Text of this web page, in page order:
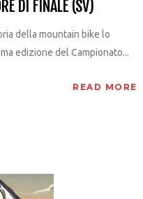
DI FINALE (SV)
della mountain bike lo
edizione del Campionato...
READ MORE